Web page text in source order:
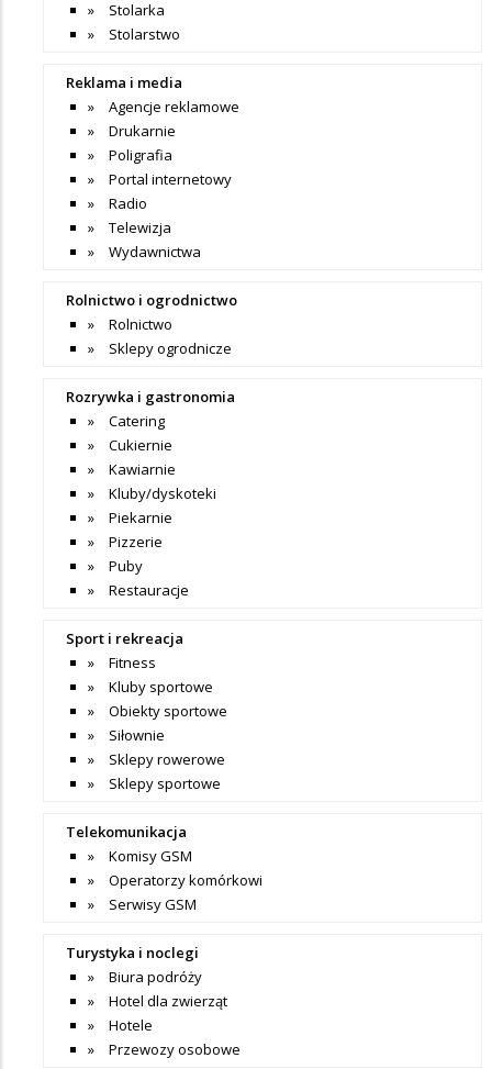
Stolarka
Stolarstwo
Reklama i media
Agencje reklamowe
Drukarnie
Poligrafia
Portal internetowy
Radio
Telewizja
Wydawnictwa
Rolnictwo i ogrodnictwo
Rolnictwo
Sklepy ogrodnicze
Rozrywka i gastronomia
Catering
Cukiernie
Kawiarnie
Kluby/dyskoteki
Piekarnie
Pizzerie
Puby
Restauracje
Sport i rekreacja
Fitness
Kluby sportowe
Obiekty sportowe
Siłownie
Sklepy rowerowe
Sklepy sportowe
Telekomunikacja
Komisy GSM
Operatorzy komórkowi
Serwisy GSM
Turystyka i noclegi
Biura podróży
Hotel dla zwierząt
Hotele
Przewozy osobowe